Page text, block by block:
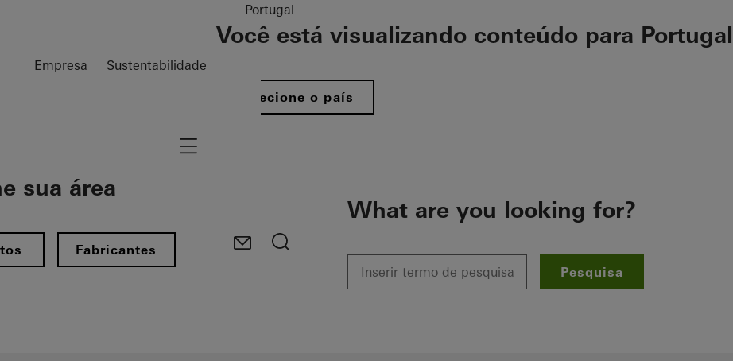
Empresa Sustentabilidade
Portugal
Você está visualizando conteúdo para Portugal
Selecione o país
sua área​
Fabricantes
Navigation öffnen
What are you looking for?
Pesquisa